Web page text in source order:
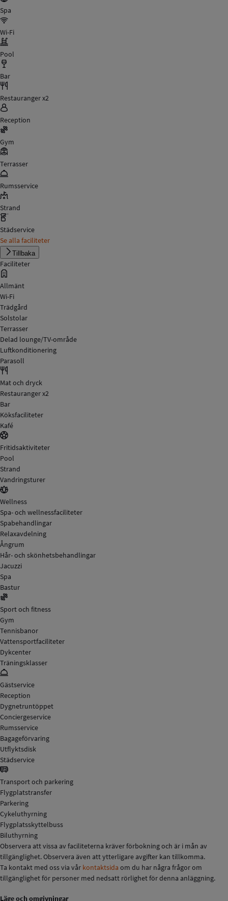
Spa
Wi-Fi
Pool
Bar
Restauranger x2
Reception
Gym
Terrasser
Rumsservice
Strand
Städservice
Se alla faciliteter
Tillbaka
Faciliteter
Allmänt
Wi-Fi
Trädgård
Solstolar
Terrasser
Delad lounge/TV-område
Luftkonditionering
Parasoll
Mat och dryck
Restauranger x2
Bar
Köksfaciliteter
Kafé
Fritidsaktiviteter
Pool
Strand
Vandringsturer
Wellness
Spa- och wellnessfaciliteter
Spabehandlingar
Relaxavdelning
Ångrum
Hår- och skönhetsbehandlingar
Jacuzzi
Spa
Bastur
Sport och fitness
Gym
Tennisbanor
Vattensportfaciliteter
Dykcenter
Träningsklasser
Gästservice
Reception
Dygnetruntöppet
Conciergeservice
Rumsservice
Bagageförvaring
Utflyktsdisk
Städservice
Transport och parkering
Flygplatstransfer
Parkering
Cykeluthyrning
Flygplatsskyttelbuss
Biluthyrning
Observera att vissa av faciliteterna kräver förbokning och är i mån av
tillgänglighet. Observera även att ytterligare avgifter kan tillkomma.
Ta kontakt med oss via vår kontaktsida om du har några frågor om
tillgänglighet för personer med nedsatt rörlighet för denna anläggning.
Läge och omgivningar